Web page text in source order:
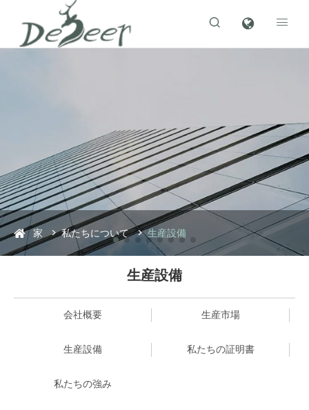
 
家 私たちについて 生産設備
生産設備
会社概要 生産市場
生産設備 私たちの証明書
私たちの強み